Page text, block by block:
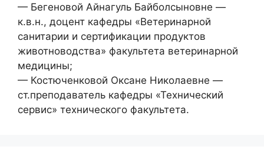
— Бегеновой Айнагуль Байболсыновне —
к.в.н., доцент кафедры «Ветеринарной
санитарии и сертификации продуктов
животноводства» факультета ветеринарной
медицины;
— Костюченковой Оксане Николаевне —
ст.преподаватель кафедры «Технический
сервис» технического факультета.